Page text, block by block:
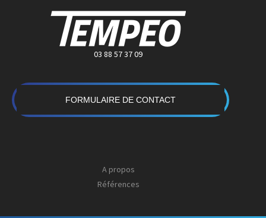
03 88 57 37 09
FORMULAIRE DE CONTACT
A propos
Références